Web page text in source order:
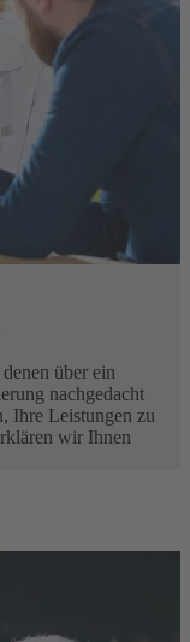
über ein
nachgedacht
Ihre Leistungen zu
wir Ihnen